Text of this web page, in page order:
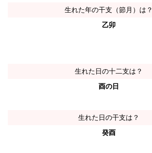
生れた年の干支（節月）は？
乙卯
生れた日の十二支は？
酉の日
生れた日の干支は？
癸酉